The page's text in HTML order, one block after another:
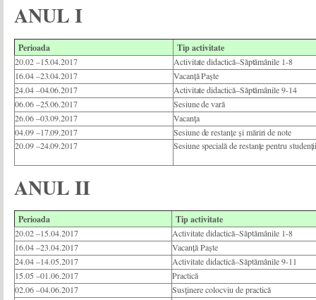
ANUL I
Perioada Tip activitate
20.02–15.04.2017 Activitate didactică–Săptămânile 1-8
16.04–23.04.2017 VacanțăPaște
24.04–04.06.2017 Activitate didactică–Săptămânile9-14
06.06–25.06.2017 Sesiunedevară
26.06–03.09.2017
Vacanţa
04.09–17.09.2017 Sesiune de restanțeșimăriri de note
20.09–24.09.2017 Sesiune specialăderestanțe pentru
ANUL II
Perioada Tip activitate
20.02 –15.04.2017
Activitate didactică–Săptămânile 1-8
16.04 –23.04.2017
Vacanță Paște
24.04 –14.05.2017
Activitate didactică–Săptămânile 9-11
15.05 –01.06.2017
Practică
02.06 –04.06.2017
Susţinere colocviu depractică